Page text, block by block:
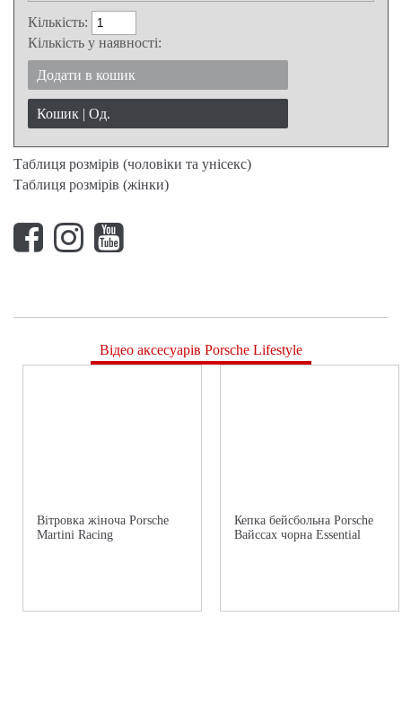
Кількість:
Кількість у наявності:
Додати в кошик
Кошик | Од.
Таблиця розмірів (чоловіки та унісекс)
Таблиця розмірів (жінки)
Відео аксесуарів Porsche Lifestyle
Вітровка жіноча Porsche
Martini Racing
Кепка бейсбольна Porsche
Вайссах чорна Essential